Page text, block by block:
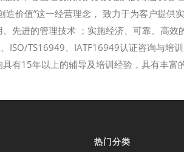
造价值”这一经营理念， 致力于为客户提
先进的管理技术 ；实施经济、可靠、高
ISO/TS16949、IATF16949认证咨询与培
有15年以上的辅导及培训经验，具有丰富
热门分类